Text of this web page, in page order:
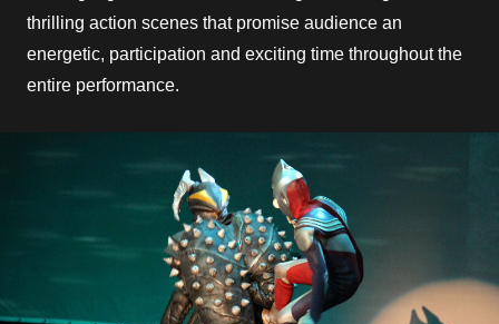
thrilling action scenes that promise audience an
energetic, participation and exciting time throughout the
entire performance.